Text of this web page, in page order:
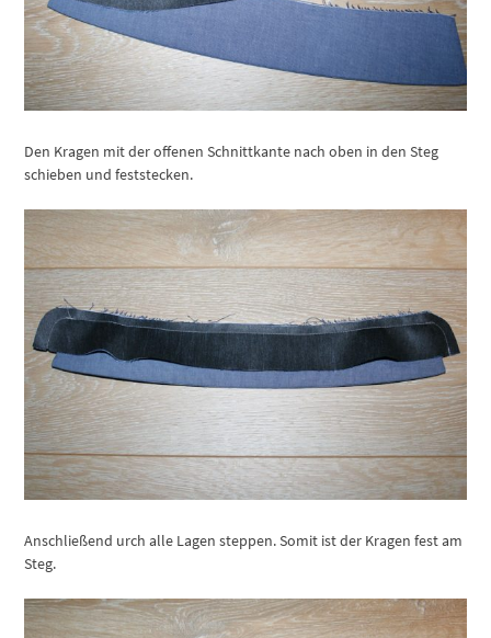
Den Kragen mit der offenen Schnittkante nach oben in den Steg
schieben und feststecken.
Anschließend urch alle Lagen steppen. Somit ist der Kragen fest am
Steg.